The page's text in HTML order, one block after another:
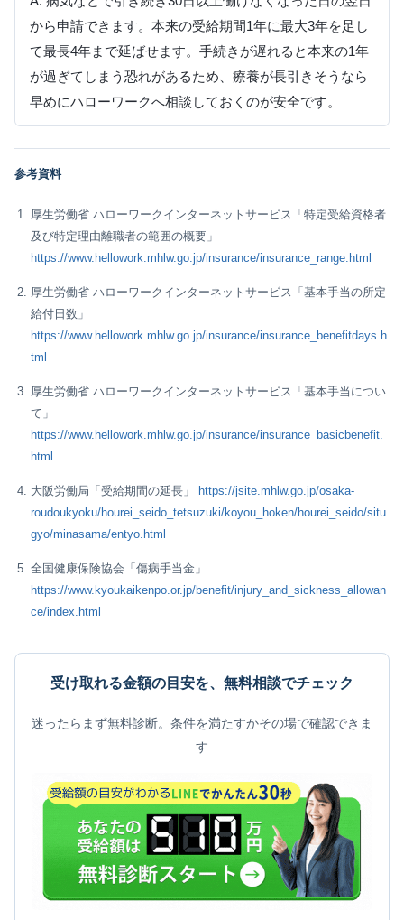
から申請できます。本来の受給期間1年に最大3年を足し
て最長4年まで延ばせます。手続きが遅れると本来の1年
が過ぎてしまう恐れがあるため、療養が長引きそうなら
早めにハローワークへ相談しておくのが安全です。
参考資料
厚生労働省 ハローワークインターネットサービス「特定受給資格者
及び特定理由離職者の範囲の概要」
https://www.hellowork.mhlw.go.jp/insurance/insurance_range.html
厚生労働省 ハローワークインターネットサービス「基本手当の所定
給付日数」
https://www.hellowork.mhlw.go.jp/insurance/insurance_benefitdays.h
tml
厚生労働省 ハローワークインターネットサービス「基本手当につい
て」
https://www.hellowork.mhlw.go.jp/insurance/insurance_basicbenefit.
html
大阪労働局「受給期間の延長」
https://jsite.mhlw.go.jp/osaka-
roudoukyoku/hourei_seido_tetsuzuki/koyou_hoken/hourei_seido/situ
gyo/minasama/entyo.html
全国健康保険協会「傷病手当金」
https://www.kyoukaikenpo.or.jp/benefit/injury_and_sickness_allowan
ce/index.html
受け取れる金額の目安を、無料相談でチェック
迷ったらまず無料診断。条件を満たすかその場で確認できま
す